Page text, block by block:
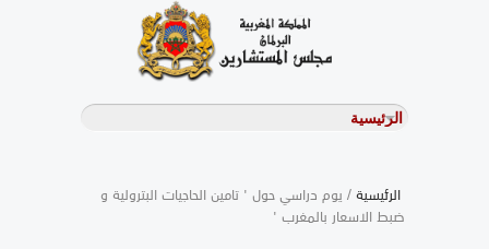
الرئيسية/ يوم دراسي حول ' تامين الحاجيات البترولية و
ضبط الاسعار بالمغرب '